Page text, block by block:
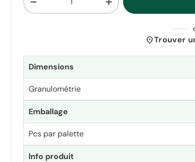
Diminuer la quantité
Augmenter la quantité
location_onTrouver
Dimensions
Granulométrie
Emballage
Pcs par palette
Info produit